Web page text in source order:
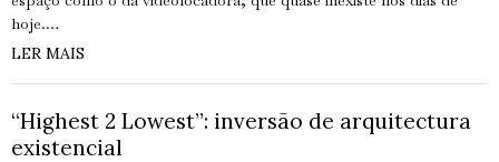
hoje.…
LER MAIS
“Highest 2 Lowest”: inversão de arquitectura
existencial